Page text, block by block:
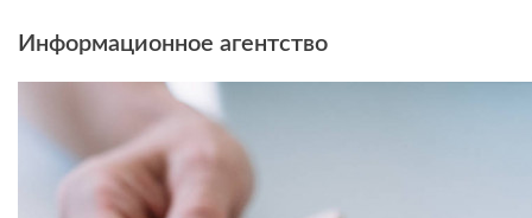
Информационное агентство